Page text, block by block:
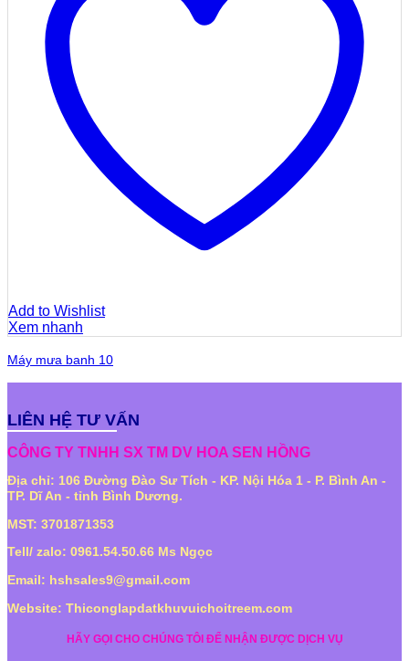
Add to Wishlist
Xem nhanh
Máy mưa banh 10
LIÊN HỆ TƯ VẤN
CÔNG TY TNHH SX TM DV HOA SEN HỒNG
Địa chỉ: 106 Đường Đào Sư Tích - KP. Nội Hóa 1 - P. Bình An -
TP. Dĩ An - tỉnh Bình Dương.
MST: 3701871353
Tell/ zalo: 0961.54.50.66 Ms Ngọc
Email: hshsales9@gmail.com
Website: Thiconglapdatkhuvuichoitreem.com
HÃY GỌI CHO CHÚNG TÔI ĐỂ NHẬN ĐƯỢC DỊCH VỤ